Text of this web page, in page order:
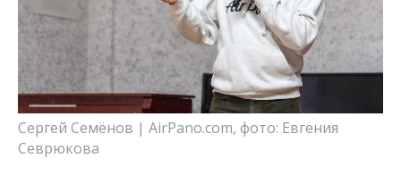
Сергей Семёнов | AirPano.com, фото: Евгения
Севрюкова